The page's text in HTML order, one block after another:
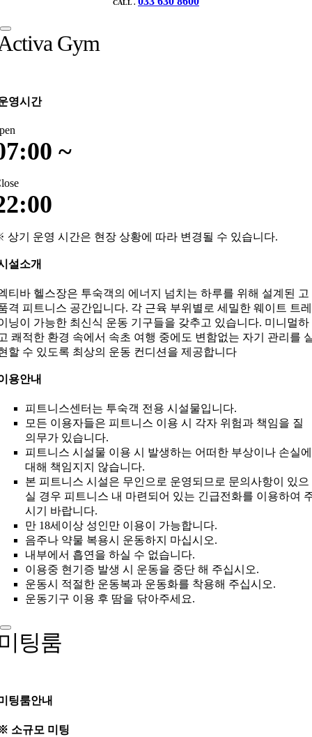
CALL .
Gym
영시간
~
상기 운영 시간은 현장 상황에 따라 변경될 수 있습니다.
설소개
티바 헬스장은 투숙객의 에너지 넘치는 하루를 위해 설계된 고
격 피트니스 공간입니다. 각 근육 부위별로 세밀한 웨이트 트레
닝이 가능한 최신식 운동 기구들을 갖추고 있습니다. 미니멀하
쾌적한 환경 속에서 속초 여행 중에도 변함없는 자기 관리를
할 수 있도록 최상의 운동 컨디션을 제공합니다
용안내
피트니스센터는 투숙객 전용 시설물입니다.
모든 이용자들은 피트니스 이용 시 각자 위험과 책임을 질
의무가 있습니다.
피트니스 시설물 이용 시 발생하는 어떠한 부상이나 손실에
대해 책임지지 않습니다.
본 피트니스 시설은 무인으로 운영되므로 문의사항이 있으
실 경우 피트니스 내 마련되어 있는 긴급전화를 이용하여
시기 바랍니다.
만 18세이상 성인만 이용이 가능합니다.
음주나 약물 복용시 운동하지 마십시오.
내부에서 흡연을 하실 수 없습니다.
이용중 현기증 발생 시 운동을 중단 해 주십시오.
운동시 적절한 운동복과 운동화를 착용해 주십시오.
운동기구 이용 후 땀을 닦아주세요.
팅룸
팅룸안내
소규모 미팅